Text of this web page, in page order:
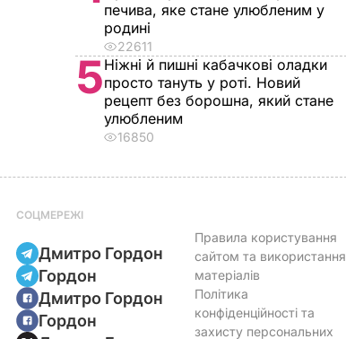
печива, яке стане улюбленим у
родині
22611
5Ніжні й пишні кабачкові оладки
просто тануть у роті. Новий
рецепт без борошна, який стане
улюбленим
16850
СОЦМЕРЕЖІ
Дмитро Гордон
Гордон
Дмитро Гордон
Гордон
Правила користування
сайтом та використання
матеріалів
Політика
конфіденційності та
захисту персональних